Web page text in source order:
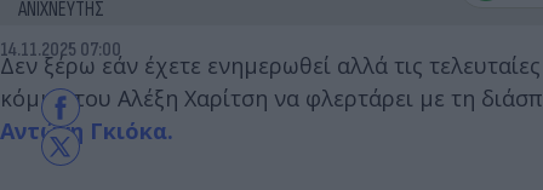
ΑΝΙΧΝΕΥΤΗΣ
14.11.2025 07:00
Δεν ξέρω εάν έχετε ενημερωθεί αλλά τις
κόμμα του Αλέξη Χαρίτση να φλερτάρει με τη
Αντώνη Γκιόκα.